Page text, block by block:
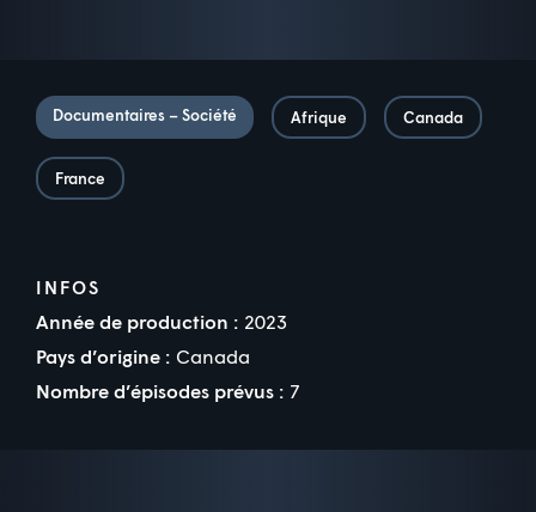
Documentaires – Société Afrique Canada
France
INFOS
Année de production : 2023
Pays d’origine : Canada
Nombre d’épisodes prévus : 7